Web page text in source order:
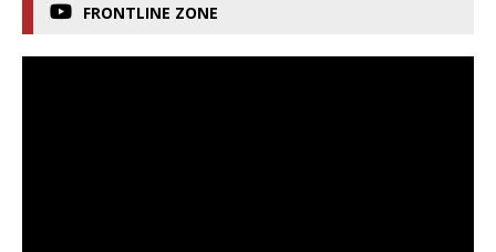
FRONTLINE ZONE